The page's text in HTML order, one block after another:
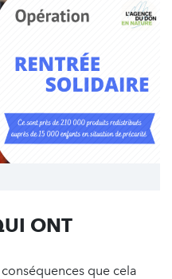
ONT
que cela